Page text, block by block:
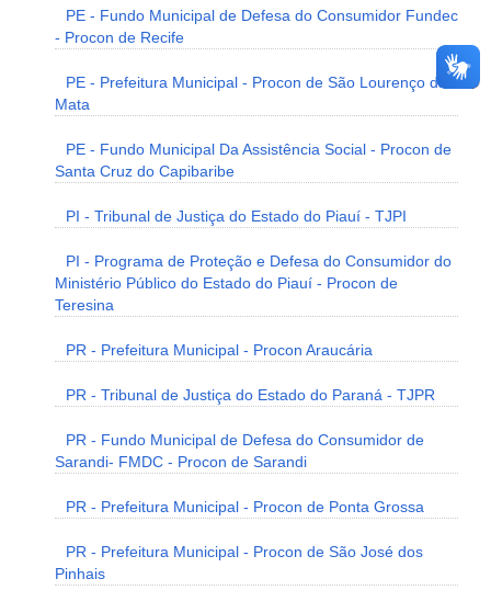
PE - Fundo Municipal de Defesa do Consumidor Fundec
- Procon de Recife
PE - Prefeitura Municipal - Procon de São Lourenço da
Mata
PE - Fundo Municipal Da Assistência Social - Procon de
Santa Cruz do Capibaribe
PI - Tribunal de Justiça do Estado do Piauí - TJPI
PI - Programa de Proteção e Defesa do Consumidor do
Ministério Público do Estado do Piauí - Procon de
Teresina
PR - Prefeitura Municipal - Procon Araucária
PR - Tribunal de Justiça do Estado do Paraná - TJPR
PR - Fundo Municipal de Defesa do Consumidor de
Sarandi- FMDC - Procon de Sarandi
PR - Prefeitura Municipal - Procon de Ponta Grossa
PR - Prefeitura Municipal - Procon de São José dos
Pinhais